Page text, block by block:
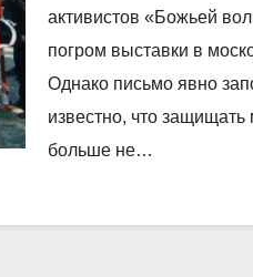
активистов «Божьей
погром выставки в
Однако письмо явно
известно, что защищать
больше не…